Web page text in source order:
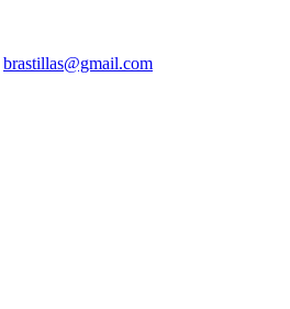
brastillas@gmail.com